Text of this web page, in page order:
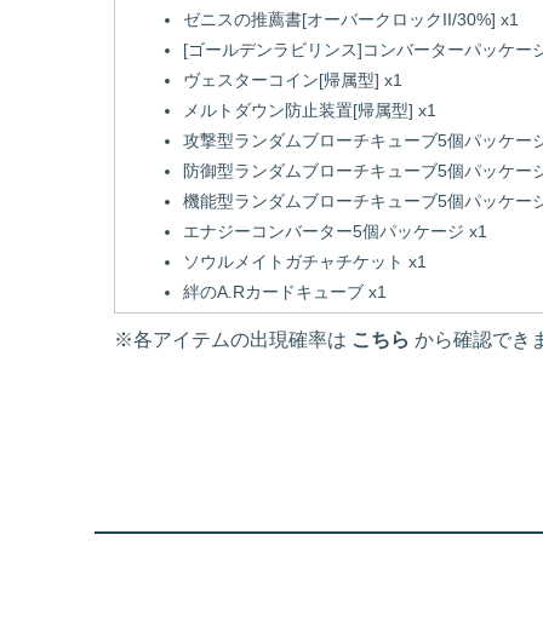
ゼニスの推薦書[オーバークロックII/30%] x1
[ゴールデンラビリンス]コンバーターパッケー
ヴェスターコイン[帰属型] x1
メルトダウン防止装置[帰属型] x1
攻撃型ランダムブローチキューブ5個パッケー
防御型ランダムブローチキューブ5個パッケー
機能型ランダムブローチキューブ5個パッケー
エナジーコンバーター5個パッケージ x1
ソウルメイトガチャチケット x1
絆のA.Rカードキューブ x1
※各アイテムの出現確率は こちら から確認でき